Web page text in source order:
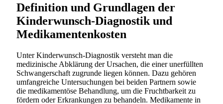
Definition und Grundlagen der
Kinderwunsch-Diagnostik und
Medikamentenkosten
Unter Kinderwunsch-Diagnostik versteht man die
medizinische Abklärung der Ursachen, die einer unerfüllten
Schwangerschaft zugrunde liegen können. Dazu gehören
umfangreiche Untersuchungen bei beiden Partnern sowie
die medikamentöse Behandlung, um die Fruchtbarkeit zu
fördern oder Erkrankungen zu behandeln. Medikamente in